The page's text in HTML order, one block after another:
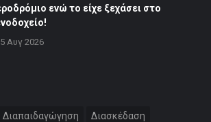
ενώ το είχε ξεχάσει στο
5 Αυγ 2026
Διαπαιδαγώγηση Διασκέδαση